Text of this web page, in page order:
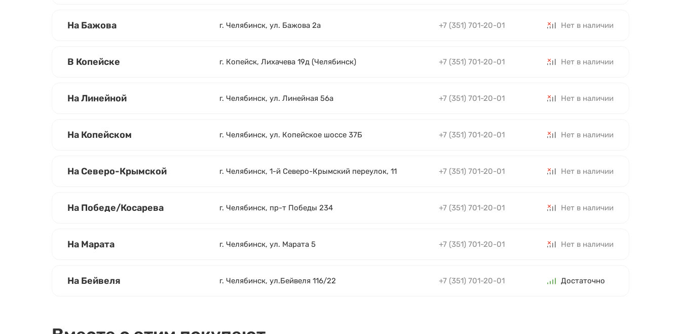
На Бажова г. Челябинск, ул. Бажова 2а +7 (351) 701-20-01 Нет в наличии
В Копейске г. Копейск, Лихачева 19д (Челябинск) +7 (351) 701-20-01 Нет в наличии
На Линейной г. Челябинск, ул. Линейная 56а +7 (351) 701-20-01 Нет в наличии
На Копейском г. Челябинск, ул. Копейское шоссе 37Б +7 (351) 701-20-01 Нет в наличии
На Северо-Крымской г. Челябинск, 1-й Северо-Крымский переулок, 11 +7 (351) 701-20-01 Нет в наличии
На Победе/Косарева г. Челябинск, пр-т Победы 234 +7 (351) 701-20-01 Нет в наличии
На Марата г. Челябинск, ул. Марата 5 +7 (351) 701-20-01 Нет в наличии
На Бейвеля г. Челябинск, ул.Бейвеля 116/22 +7 (351) 701-20-01 Достаточно